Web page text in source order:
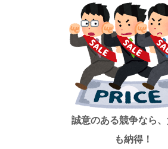
誠意のある競争なら
も納得！